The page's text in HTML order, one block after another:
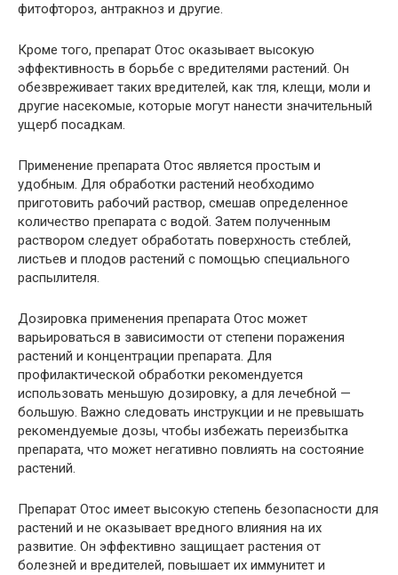
фитофтороз, антракноз и другие.
Кроме того, препарат Отос оказывает высокую
эффективность в борьбе с вредителями растений. Он
обезвреживает таких вредителей, как тля, клещи, моли и
другие насекомые, которые могут нанести значительный
ущерб посадкам.
Применение препарата Отос является простым и
удобным. Для обработки растений необходимо
приготовить рабочий раствор, смешав определенное
количество препарата с водой. Затем полученным
раствором следует обработать поверхность стеблей,
листьев и плодов растений с помощью специального
распылителя.
Дозировка применения препарата Отос может
варьироваться в зависимости от степени поражения
растений и концентрации препарата. Для
профилактической обработки рекомендуется
использовать меньшую дозировку, а для лечебной —
большую. Важно следовать инструкции и не превышать
рекомендуемые дозы, чтобы избежать переизбытка
препарата, что может негативно повлиять на состояние
растений.
Препарат Отос имеет высокую степень безопасности для
растений и не оказывает вредного влияния на их
развитие. Он эффективно защищает растения от
болезней и вредителей, повышает их иммунитет и